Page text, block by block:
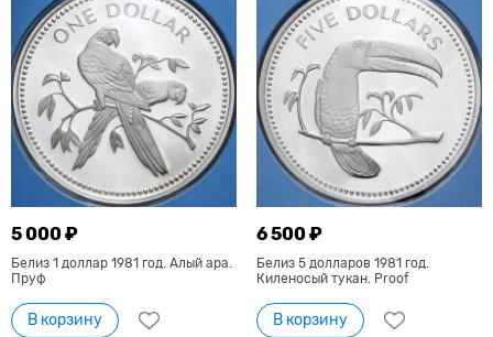
5 000 ₽
Белиз 1 доллар 1981 год. Алый ара.
Пруф
В корзину
6 500 ₽
Белиз 5 долларов 1981 год.
Киленосый тукан. Proof
В корзину